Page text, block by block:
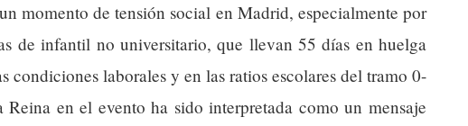
momento de tensión social en Madrid, especialmente por
de infantil no universitario, que llevan 55 días en huelga
condiciones laborales y en las ratios escolares del tramo 0-
en el evento ha sido interpretada como un mensaje